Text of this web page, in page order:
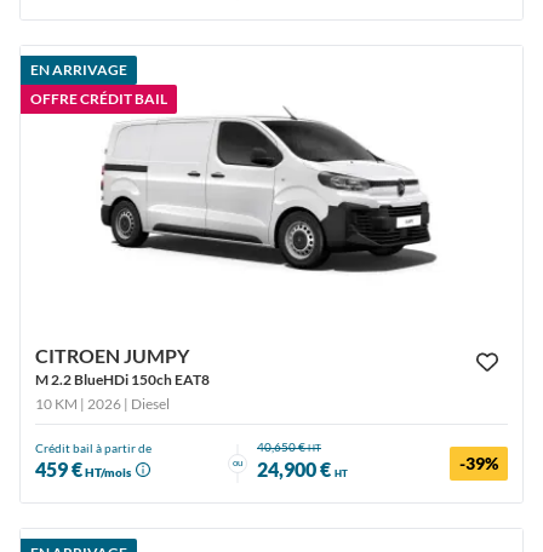
EN ARRIVAGE
OFFRE CRÉDIT BAIL
CITROEN JUMPY
M 2.2 BlueHDi 150ch EAT8
10 KM | 2026 | Diesel
Crédit bail à partir de
459 €HT/mois
ou
40,650 €HT
24,900 € HT -39%